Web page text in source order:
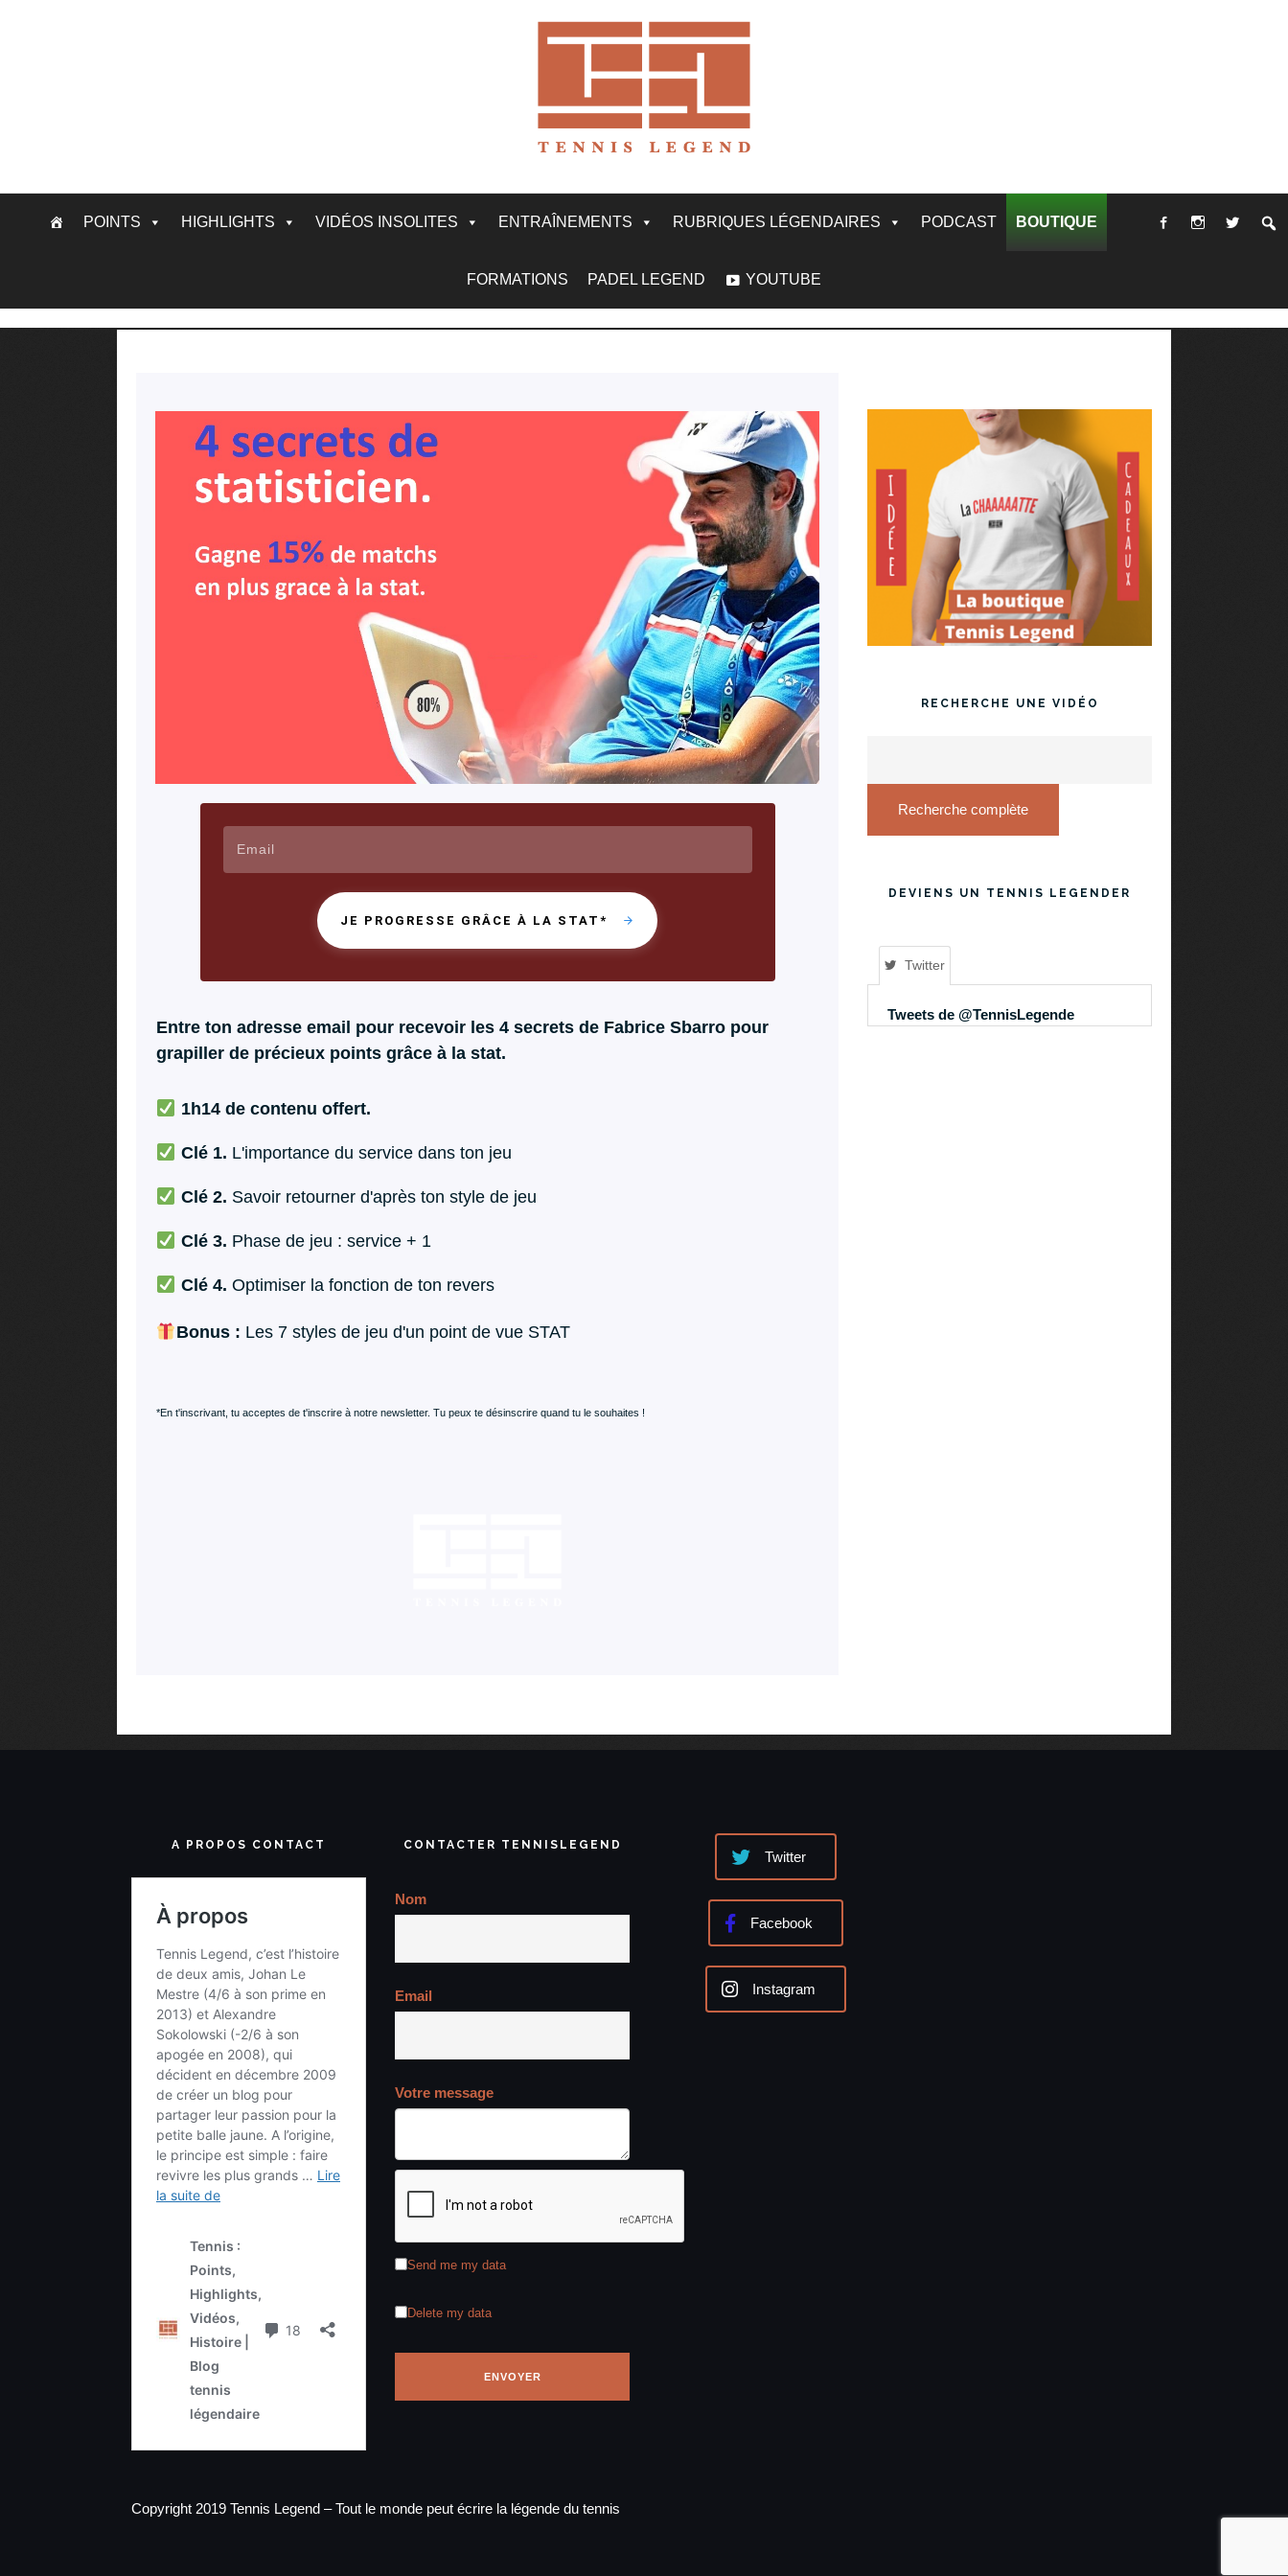
POINTS HIGHLIGHTS VIDÉOS INSOLITES ENTRAÎNEMENTS RUBRIQUES LÉGENDAIRES PODCAST BOUTIQUE
FORMATIONS PADEL LEGEND YOUTUBE
JE PROGRESSE GRÂCE À LA STAT*
Entre ton adresse email pour recevoir les 4 secrets de Fabrice Sbarro pour
grapiller de précieux points grâce à la stat.
1h14 de contenu offert.
Clé 1. L'importance du service dans ton jeu
Clé 2. Savoir retourner d'après ton style de jeu
Clé 3. Phase de jeu : service + 1
Clé 4. Optimiser la fonction de ton revers
Bonus : Les 7 styles de jeu d'un point de vue STAT
*En t'inscrivant, tu acceptes de t'inscrire à notre newsletter. Tu peux te désinscrire quand tu le souhaites !
RECHERCHE UNE VIDÉO
Recherche complète
DEVIENS UN TENNIS LEGENDER
Twitter
Tweets de @TennisLegende
A PROPOS CONTACT CONTACTER TENNISLEGEND
Nom
Email
Votre message
Send me my data
Delete my data
Twitter
Facebook
Instagram
Copyright 2019 Tennis Legend – Tout le monde peut écrire la légende du tennis